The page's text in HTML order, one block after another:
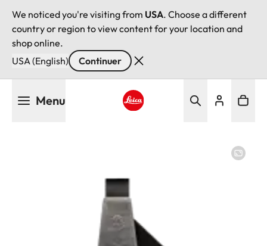
We noticed you're visiting from USA. Choose a different
country or region to view content for your location and
shop online.
USA (English)
Continuer
Menu